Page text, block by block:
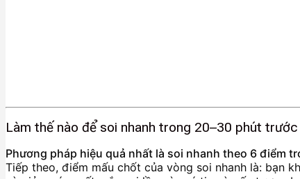
Làm thế nào để soi nhanh trong 20–30 phút
Phương pháp hiệu quả nhất là soi nhanh theo 6 điểm
Tiếp theo, điểm mấu chốt của vòng soi nhanh là: bạn